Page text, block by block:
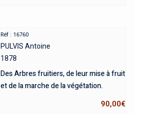
Réf : 16760
PULVIS Antoine
1878
Des Arbres fruitiers, de leur mise à fruit
et de la marche de la végétation.
90,00€